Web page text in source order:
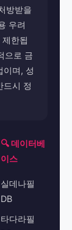
방받을
우려
한됩
으로 금
이며, 성
드시 정
🔍 데이터베
이스
실데나필
DB
타다라필